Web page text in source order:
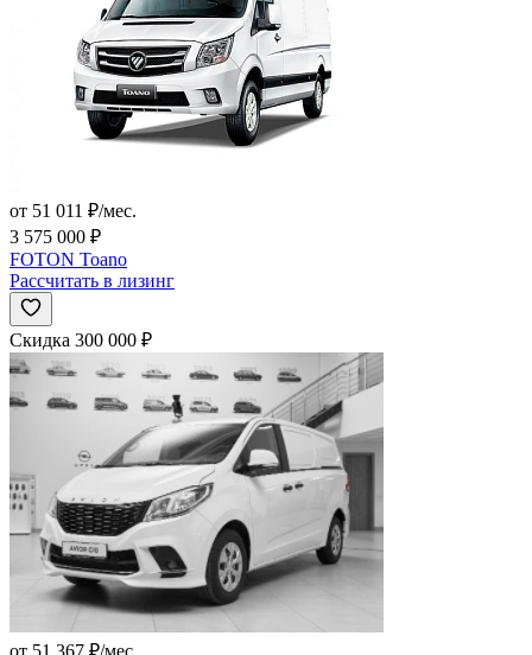
от 51 011 ₽/мес.
3 575 000 ₽
FOTON Toano
Рассчитать в лизинг
Скидка 300 000 ₽